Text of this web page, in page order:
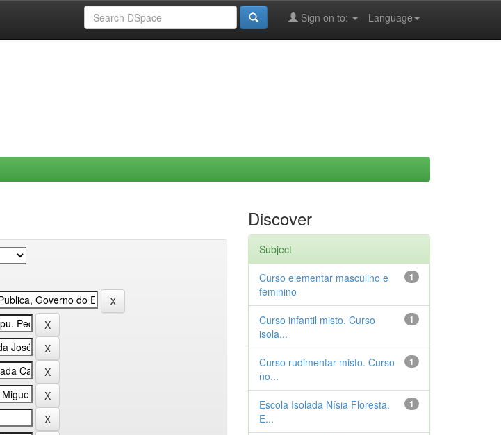
Language
Sign on to:
Discover
Subject
1
Curso elementar masculino e
feminino
1
Curso infantil misto. Curso
isola...
1
Curso rudimentar misto. Curso
no...
1
Escola Isolada Nísia Floresta.
E...